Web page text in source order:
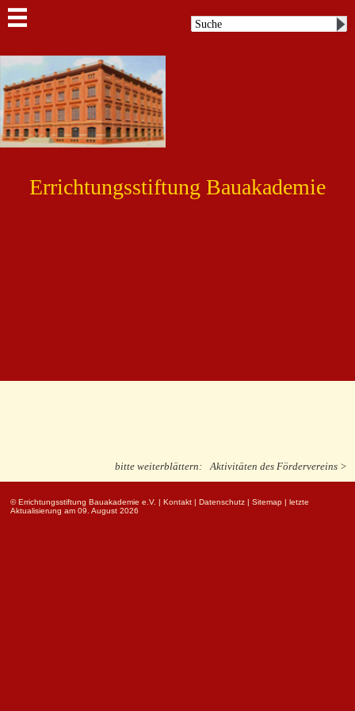
Errichtungsstiftung Bauakademie
Aktivitäten des Fördervereins >
bitte weiterblättern:
© Errichtungsstiftung Bauakademie e.V. | Kontakt | Datenschutz | Sitemap | letzte
Aktualisierung am 09. August 2026